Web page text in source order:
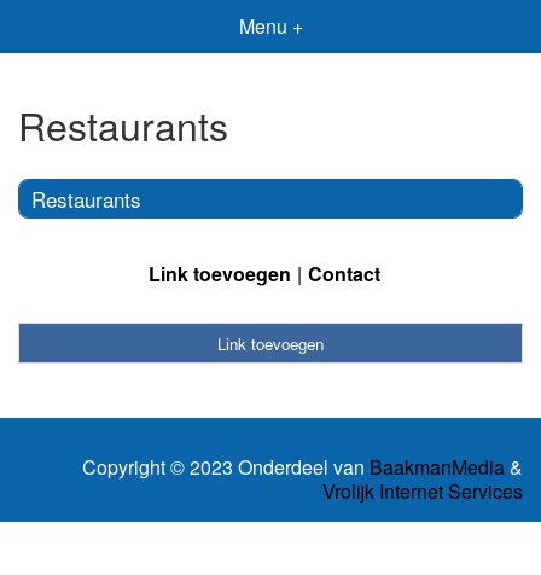
Menu +
Restaurants
Restaurants
Link toevoegen Contact
Link toevoegen
Copyright © 2023 Onderdeel van BaakmanMedia&
Vrolijk Internet Services